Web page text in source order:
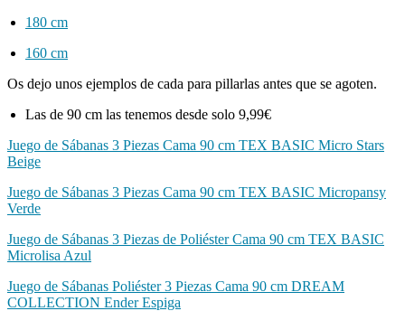
180 cm
160 cm
Os dejo unos ejemplos de cada para pillarlas antes que se agoten.
Las de 90 cm las tenemos desde solo 9,99€
Juego de Sábanas 3 Piezas Cama 90 cm TEX BASIC Micro Stars
Beige
Juego de Sábanas 3 Piezas Cama 90 cm TEX BASIC Micropansy
Verde
Juego de Sábanas 3 Piezas de Poliéster Cama 90 cm TEX BASIC
Microlisa Azul
Juego de Sábanas Poliéster 3 Piezas Cama 90 cm DREAM
COLLECTION Ender Espiga